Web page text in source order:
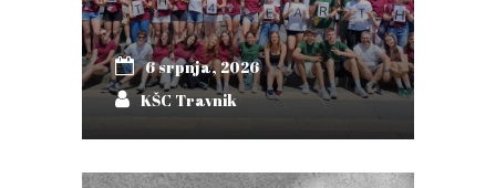
6 srpnja, 2026
KŠC Travnik